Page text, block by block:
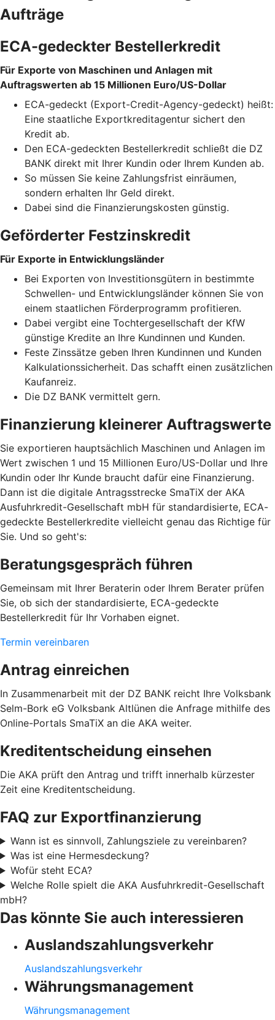
Aufträge
ECA-gedeckter Bestellerkredit
Für Exporte von Maschinen und Anlagen mit
Auftragswerten ab 15 Millionen Euro/US-Dollar
ECA-gedeckt (Export-Credit-Agency-gedeckt) heißt:
Eine staatliche Exportkreditagentur sichert den
Kredit ab.
Den ECA-gedeckten Bestellerkredit schließt die DZ
BANK direkt mit Ihrer Kundin oder Ihrem Kunden ab.
So müssen Sie keine Zahlungsfrist einräumen,
sondern erhalten Ihr Geld direkt.
Dabei sind die Finanzierungskosten günstig.
Geförderter Festzinskredit
Für Exporte in Entwicklungsländer
Bei Exporten von Investitionsgütern in bestimmte
Schwellen- und Entwicklungsländer können Sie von
einem staatlichen Förderprogramm profitieren.
Dabei vergibt eine Tochtergesellschaft der KfW
günstige Kredite an Ihre Kundinnen und Kunden.
Feste Zinssätze geben Ihren Kundinnen und Kunden
Kalkulationssicherheit. Das schafft einen zusätzlichen
Kaufanreiz.
Die DZ BANK vermittelt gern.
Finanzierung kleinerer Auftragswerte
Sie exportieren hauptsächlich Maschinen und Anlagen im
Wert zwischen 1 und 15 Millionen Euro/US-Dollar und Ihre
Kundin oder Ihr Kunde braucht dafür eine Finanzierung.
Dann ist die digitale Antragsstrecke SmaTiX der AKA
Ausfuhrkredit-Gesellschaft mbH für standardisierte, ECA-
gedeckte Bestellerkredite vielleicht genau das Richtige für
Sie. Und so geht's:
Beratungsgespräch führen
Gemeinsam mit Ihrer Beraterin oder Ihrem Berater prüfen
Sie, ob sich der standardisierte, ECA-gedeckte
Bestellerkredit für Ihr Vorhaben eignet.
Termin vereinbaren
Antrag einreichen
In Zusammenarbeit mit der DZ BANK reicht Ihre Volksbank
Selm-Bork eG Volksbank Altlünen die Anfrage mithilfe des
Online-Portals SmaTiX an die AKA weiter.
Kreditentscheidung einsehen
Die AKA prüft den Antrag und trifft innerhalb kürzester
Zeit eine Kreditentscheidung.
FAQ zur Exportfinanzierung
Wann ist es sinnvoll, Zahlungsziele zu vereinbaren?
Was ist eine Hermesdeckung?
Wofür steht ECA?
Welche Rolle spielt die AKA Ausfuhrkredit-Gesellschaft
mbH?
Das könnte Sie auch interessieren
Auslandszahlungsverkehr
Auslandszahlungsverkehr
Währungsmanagement
Währungsmanagement